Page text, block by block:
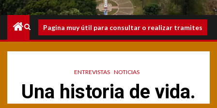
Menú
principal
Pagina muy útil para consultar o realizar tramites
ENTREVISTAS NOTICIAS
Una historia de vida.